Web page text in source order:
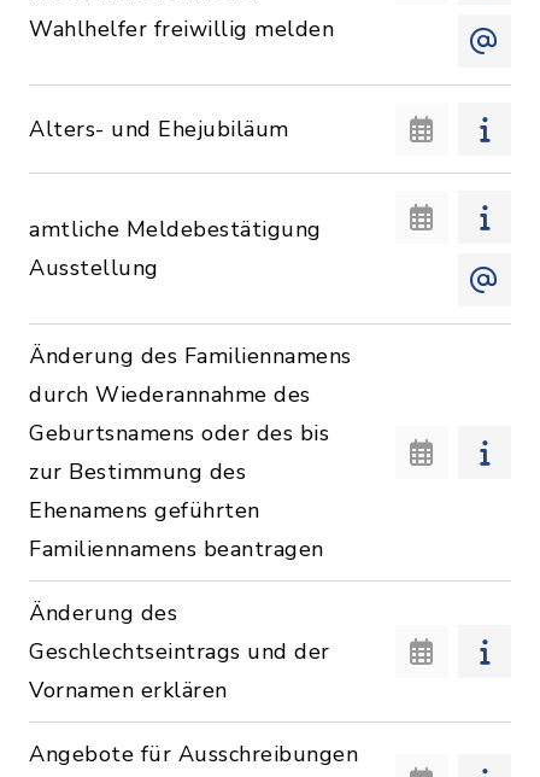
Wahlhelfer freiwillig melden
Alters- und Ehejubiläum
amtliche Meldebestätigung
Ausstellung
Änderung des Familiennamens
durch Wiederannahme des
Geburtsnamens oder des bis
zur Bestimmung des
Ehenamens geführten
Familiennamens beantragen
Änderung des
Geschlechtseintrags und der
Vornamen erklären
Angebote für Ausschreibungen